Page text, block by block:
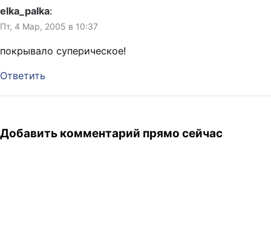
elka_palka:
Пт, 4 Мар, 2005 в 10:37
покрывало суперическое!
Ответить
Добавить комментарий прямо сейчас